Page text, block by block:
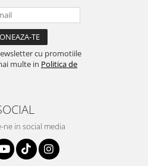
cu promotiile
multe in Politica de
ne in social media